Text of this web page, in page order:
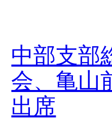
中部支部
会、亀山
出席